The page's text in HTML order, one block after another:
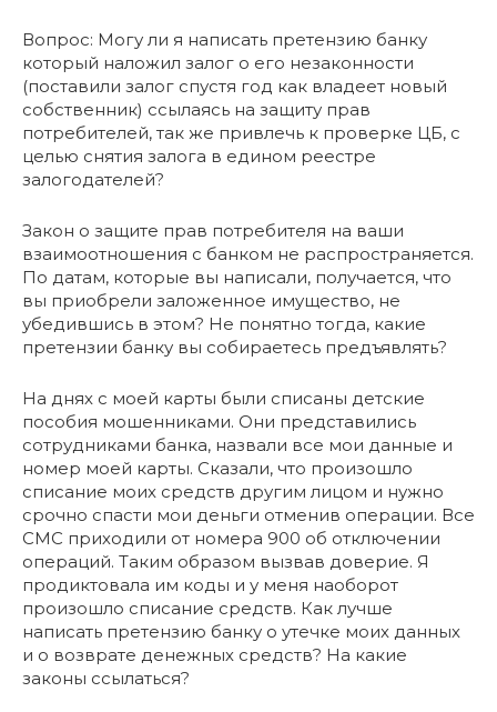
Вопрос: Могу ли я написать претензию банку
который наложил залог о его незаконности
(поставили залог спустя год как владеет новый
собственник) ссылаясь на защиту прав
потребителей, так же привлечь к проверке ЦБ, с
целью снятия залога в едином реестре
залогодателей?
Закон о защите прав потребителя на ваши
взаимоотношения с банком не распространяется.
По датам, которые вы написали, получается, что
вы приобрели заложенное имущество, не
убедившись в этом? Не понятно тогда, какие
претензии банку вы собираетесь предъявлять?
На днях с моей карты были списаны детские
пособия мошенниками. Они представились
сотрудниками банка, назвали все мои данные и
номер моей карты. Сказали, что произошло
списание моих средств другим лицом и нужно
срочно спасти мои деньги отменив операции. Все
СМС приходили от номера 900 об отключении
операций. Таким образом вызвав доверие. Я
продиктовала им коды и у меня наоборот
произошло списание средств. Как лучше
написать претензию банку о утечке моих данных
и о возврате денежных средств? На какие
законы ссылаться?